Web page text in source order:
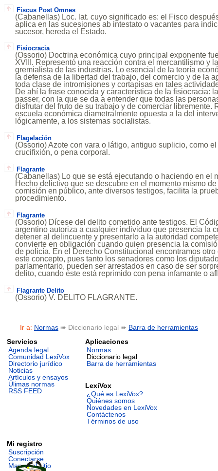
Fiscus Post Omnes
(Cabanellas) Loc. lat. cuyo significado es: el Fisco
aplica en las sucesiones ab intestato o vacantes para
sucesor, hereda el Estado.
Fisiocracia
(Ossorio) Doctrina económica cuyo principal exponente
XVIII. Representó una reacción contra el mercantilismo y
gremialista de las industrias. Lo esencial de la teoría
la defensa de la libertad del trabajo, del comercio y de la
toda clase de intromisiones y cortapisas en tales
De ahí la frase conocida y característica de la fisiocracia:
passer, con la que se da a entender que todas las
disfrutar del fruto de su trabajo y de comerciar libremente.
escuela económica diametralmente opuesta a la del
lógicamente, a los sistemas socialistas.
Flagelación
(Ossorio) Azote con vara o látigo, antiguo suplicio, como
crucifixión, o pena corporal.
Flagrante
(Cabanellas) Lo que se está ejecutando o haciendo en el
Hecho delictivo que se descubre en el momento mismo
comisión en público, ante diversos testigos, facilita la
procedimiento.
Flagrante
(Ossorio) Dícese del delito cometido ante testigos. El
argentino autoriza a cualquier individuo que presencia la
detener al delincuente y presentarlo a la autoridad
convierte en obligación cuando quien presencia la
de policía. En el Derecho Constitucional encontramos
este concepto, pues tanto los senadores como los
parlamentario, pueden ser arrestados en caso de ser
delito, cuando éste está reprimido con pena infamante o
Flagrante Delito
(Ossorio) V. DELITO FLAGRANTE.
Ir a: Normas ➠ Diccionario legal ➠ Barra de herramientas
Servicios
Agenda legal
Comunidad LexiVox
Directorio jurídico
Noticias
Artículos y ensayos
Úlimas normas
RSS FEED
Aplicaciones
Normas
Diccionario legal
Barra de herramientas
LexiVox
¿Qué es LexiVox?
Quiénes somos
Novedades en LexiVox
Contáctenos
Términos de uso
Mi registro
Suscripción
Conectarse
Mapa del sitio